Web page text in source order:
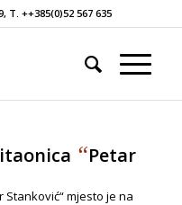
T. ++385(0)52 567 635
“Petar
Stanković“ mjesto je na